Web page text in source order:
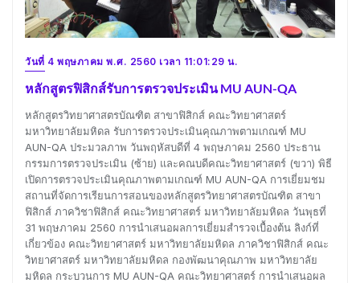
วันที่ 4 พฤษภาคม พ.ศ. 2560 เวลา 11:01:29 น.
หลักสูตรฟิสิกส์รับการตรวจประเมิน MU AUN-QA
หลักสูตรวิทยาศาสตรบัณฑิต สาขาฟิสิกส์ คณะวิทยาศาสตร์
มหาวิทยาลัยมหิดล รับการตรวจประเมินคุณภาพตามเกณฑ์ MU
AUN-QA ประมวลภาพ วันพฤหัสบดีที่ 4 พฤษภาคม 2560 ประธาน
กรรมการตรวจประเมิน (ซ้าย) และคณบดีคณะวิทยาศาสตร์ (ขวา) พิธี
เปิดการตรวจประเมินคุณภาพตามเกณฑ์ MU AUN-QA การเยี่ยมชม
สถานที่จัดการเรียนการสอนของหลักสูตรวิทยาศาสตรบัณฑิต สาขา
ฟิสิกส์ ภาควิชาฟิสิกส์ คณะวิทยาศาสตร์ มหาวิทยาลัยมหิดล วันพุธที่
31 พฤษภาคม 2560 การนำเสนอผลการเยี่ยมสำรวจเบื้องต้น ลิงก์ที่
เกี่ยวข้อง คณะวิทยาศาสตร์ มหาวิทยาลัยมหิดล ภาควิชาฟิสิกส์ คณะ
วิทยาศาสตร์ มหาวิทยาลัยมหิดล กองพัฒนาคุณภาพ มหาวิทยาลัย
มหิดล กระบวนการ MU AUN-QA คณะวิทยาศาสตร์ การนำเสนอผล